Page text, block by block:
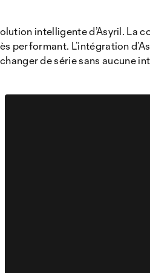
intelligente d’Asyril. La
performant. L’intégration
de série sans aucune